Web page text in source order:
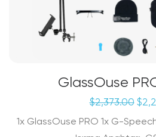
GlassOuse
$2,373.00 $
1x GlassOuse PRO 1x G-